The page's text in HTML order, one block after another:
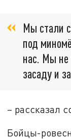
Мы стали
под
нас. Мы не
засаду и
– рассказал
Бойцы-